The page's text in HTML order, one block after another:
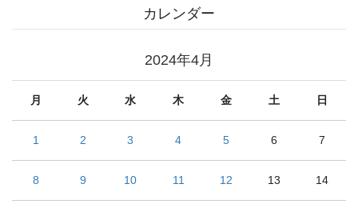
カレンダー
2024年4月
月 火 水 木 金 土 日
1 2 3 4 5 6 7
8 9 10 11 12 13 14